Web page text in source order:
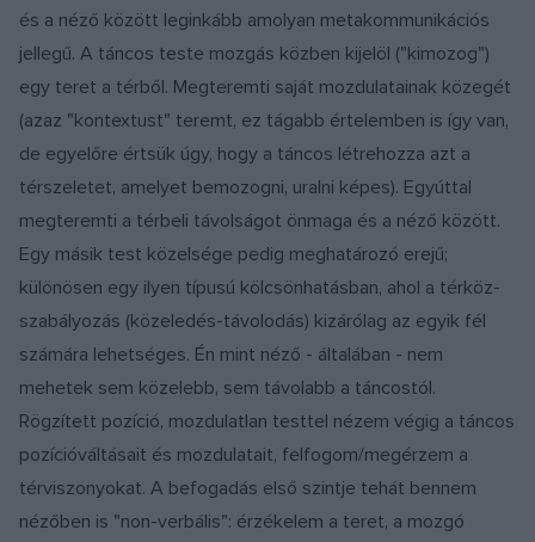
és a néző között leginkább amolyan metakommunikációs
jellegű. A táncos teste mozgás közben kijelöl ("kimozog")
egy teret a térből. Megteremti saját mozdulatainak közegét
(azaz "kontextust" teremt, ez tágabb értelemben is így van,
de egyelőre értsük úgy, hogy a táncos létrehozza azt a
térszeletet, amelyet bemozogni, uralni képes). Egyúttal
megteremti a térbeli távolságot önmaga és a néző között.
Egy másik test közelsége pedig meghatározó erejű;
különösen egy ilyen típusú kölcsönhatásban, ahol a térköz-
szabályozás (közeledés-távolodás) kizárólag az egyik fél
számára lehetséges. Én mint néző - általában - nem
mehetek sem közelebb, sem távolabb a táncostól.
Rögzített pozíció, mozdulatlan testtel nézem végig a táncos
pozícióváltásait és mozdulatait, felfogom/megérzem a
térviszonyokat. A befogadás első szintje tehát bennem
nézőben is "non-verbális": érzékelem a teret, a mozgó